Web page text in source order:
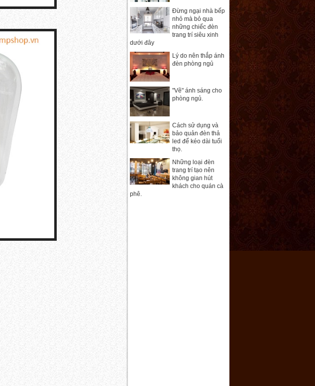
Đừng ngại nhà bếp
nhỏ mà bỏ qua
những chiếc đèn
trang trí siêu xinh
dưới đây
Lý do nên thắp ánh
đèn phòng ngủ
"Vẽ" ánh sáng cho
phòng ngủ.
Cách sử dụng và
bảo quản đèn thả
led để kéo dài tuổi
thọ.
Những loại đèn
trang trí tạo nên
không gian hút
khách cho quán cà
phê.